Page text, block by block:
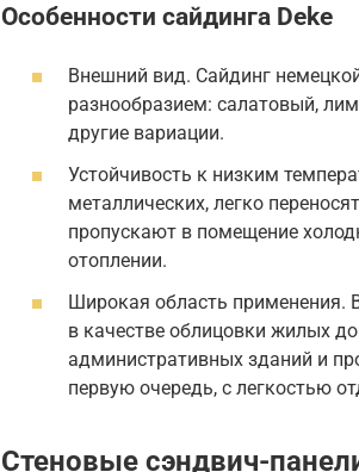
Особенности сайдинга Deke
Внешний вид. Сайдинг
разнообразием: салатовый,
другие вариации.
Устойчивость к низким
металлических, легко
пропускают в помещение
отоплении.
Широкая область применения.
в качестве облицовки жилых
административных зданий и
первую очередь, с легкостью
Стеновые сэндвич-